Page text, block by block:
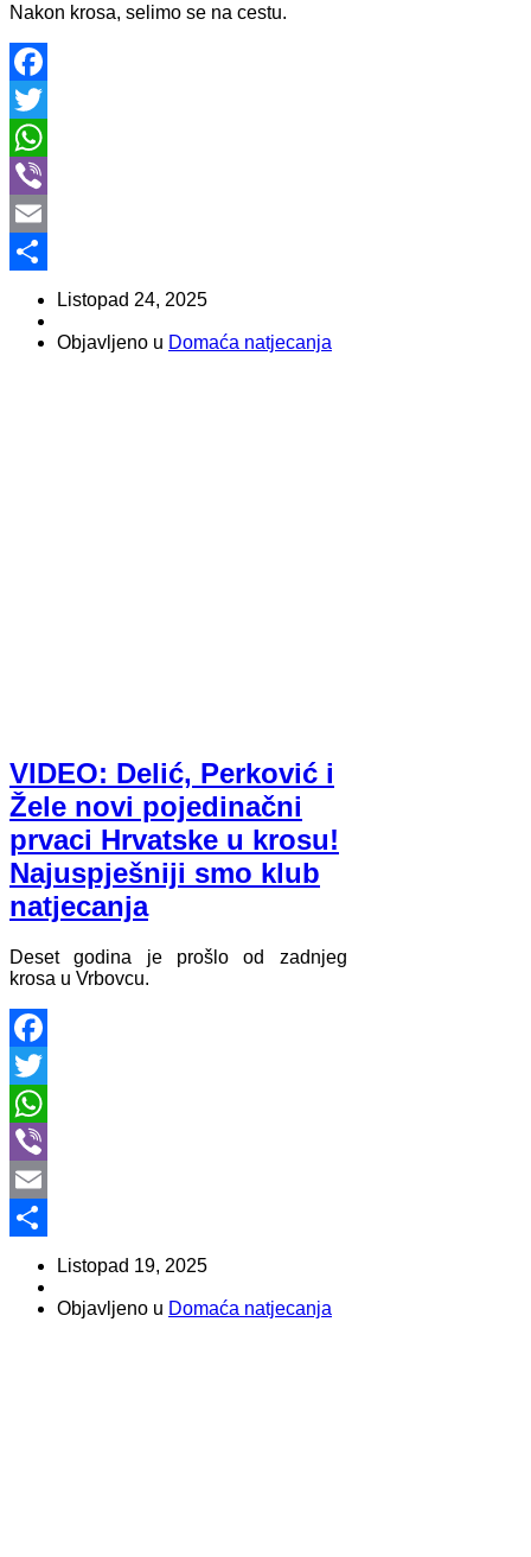
Nakon krosa, selimo se na cestu.
Facebook
Twitter
WhatsApp
Viber
Email
Share
Listopad 24, 2025
Objavljeno u Domaća natjecanja
VIDEO: Delić, Perković i
Žele novi pojedinačni
prvaci Hrvatske u krosu!
Najuspješniji smo klub
natjecanja
Deset godina je prošlo od zadnjeg
krosa u Vrbovcu.
Facebook
Twitter
WhatsApp
Viber
Email
Share
Listopad 19, 2025
Objavljeno u Domaća natjecanja